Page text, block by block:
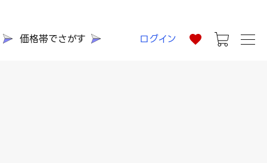
価格帯でさがす ログイン